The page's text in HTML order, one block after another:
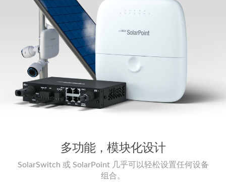
多功能，模块化设计
SolarSwitch 或 SolarPoint 几乎可以轻松设置任何设备
组合。